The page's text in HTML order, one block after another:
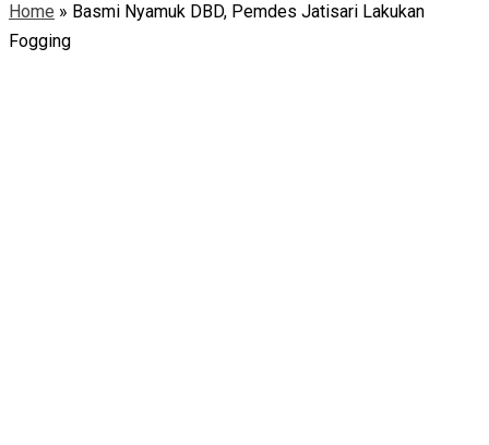
Home » Basmi Nyamuk DBD, Pemdes Jatisari Lakukan
Fogging